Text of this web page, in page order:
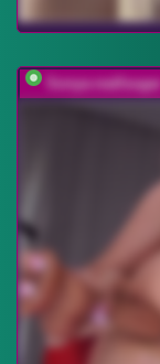
Sonya-reallsugar